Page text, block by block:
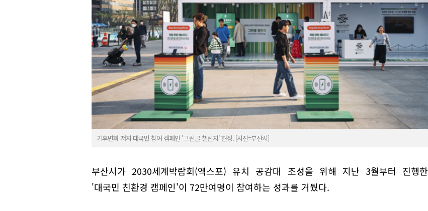
기후변화 저지 대국민 참여 캠페인 '그린클 챌린지' 현장. [사진=부산시]
부산시가 2030세계박람회(엑스포) 유치 공감대 조성을 위해 지난 3월부터 진행한
'대국민 친환경 캠페인'이 72만여명이 참여하는 성과를 거뒀다.